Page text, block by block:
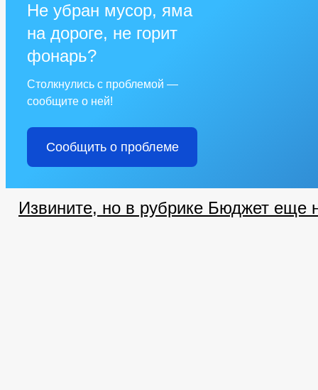
Не убран мусор, яма
на дороге, не горит
фонарь?
Столкнулись с проблемой —
сообщите о ней!
Сообщить о проблеме
Извините, но в рубрике Бюджет еще